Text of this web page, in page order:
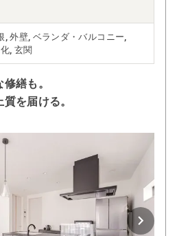
, 外壁, ベランダ・バルコニー,
, 玄関
繕も。
を届ける。